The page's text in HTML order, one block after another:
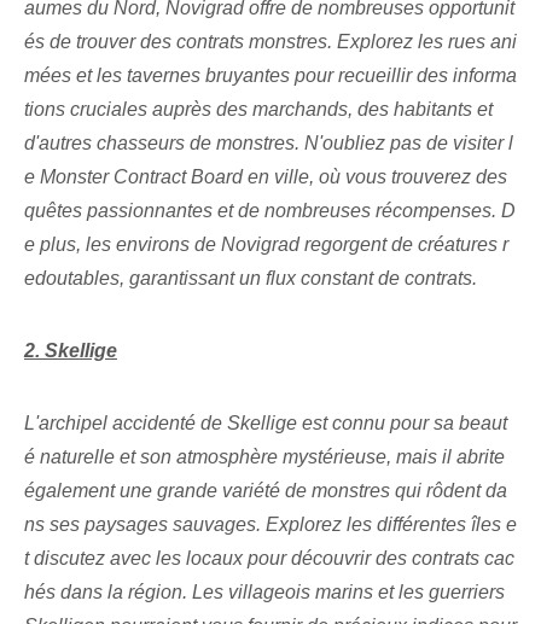
aumes du Nord, Novigrad offre de nombreuses opportunit
és de trouver des contrats monstres. Explorez les rues ani
mées et les tavernes bruyantes pour recueillir des informa
tions cruciales auprès des marchands, des habitants et
d'autres chasseurs de monstres. N'oubliez pas de visiter l
e Monster Contract Board en ville, où vous trouverez des
quêtes passionnantes et de nombreuses récompenses. D
e plus, les environs de Novigrad regorgent de créatures r
edoutables, garantissant un flux constant de contrats.
2. Skellige
L'archipel accidenté de Skellige est connu pour sa beaut
é naturelle et son atmosphère mystérieuse, mais il abrite
également une grande variété de monstres qui rôdent da
ns ses paysages sauvages. Explorez les différentes îles e
t discutez avec les locaux pour découvrir des contrats cac
hés dans la région. Les villageois marins et les guerriers